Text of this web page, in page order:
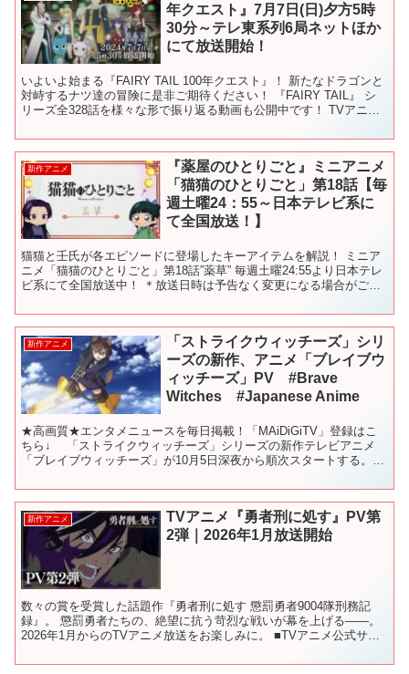
年クエスト』7月7日(日)夕方5時
30分～テレ東系列6局ネットほか
にて放送開始！
いよいよ始まる『FAIRY TAIL 100年クエスト』！ 新たなドラゴンと
対峙するナツ達の冒険に是非ご期待ください！ 『FAIRY TAIL』 シ
リーズ全328話を様々な形で振り返る動画も公開中です！ TVアニメ
新作アニメ
『薬屋のひとりごと』ミニアニメ
「猫猫のひとりごと」第18話【毎
週土曜24：55～日本テレビ系に
て全国放送！】
猫猫と壬氏が各エピソードに登場したキーアイテムを解説！ ミニア
ニメ「猫猫のひとりごと」第18話”薬草” 毎週土曜24:55より日本テレ
ビ系にて全国放送中！ ＊放送日時は予告なく変更になる場合がござ
新作アニメ
「ストライクウィッチーズ」シリ
ーズの新作、アニメ「ブレイブウ
ィッチーズ」PV #Brave
Witches #Japanese Anime
★高画質★エンタメニュースを毎日掲載！「MAiDiGiTV」登録はこ
ちら↓ 「ストライクウィッチーズ」シリーズの新作テレビアニメ
「ブレイブウィッチーズ」が10月5日深夜から順次スタートする。
新作アニメ
TVアニメ『勇者刑に処す』PV第
2弾｜2026年1月放送開始
数々の賞を受賞した話題作『勇者刑に処す 懲罰勇者9004隊刑務記
録』。 懲罰勇者たちの、絶望に抗う苛烈な戦いが幕を上げる――。
2026年1月からのTVアニメ放送をお楽しみに。 ■TVアニメ公式サイ